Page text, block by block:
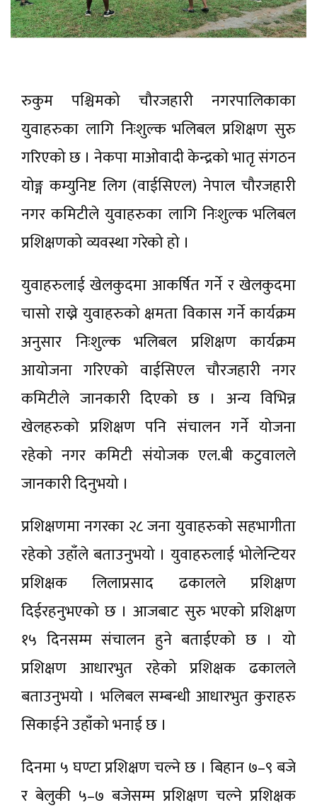
रुकुम पश्चिमको चौरजहारी नगरपालिकाका
युवाहरुका लागि निःशुल्क भलिबल प्रशिक्षण सुरु
गरिएको छ । नेकपा माओवादी केन्द्रको भातृ संगठन
योङ्ग कम्युनिष्ट लिग (वाईसिएल) नेपाल चौरजहारी
नगर कमिटीले युवाहरुका लागि निःशुल्क भलिबल
प्रशिक्षणको व्यवस्था गरेको हो ।
युवाहरुलाई खेलकुदमा आकर्षित गर्ने र खेलकुदमा
चासो राख्ने युवाहरुको क्षमता विकास गर्ने कार्यक्रम
अनुसार निःशुल्क भलिबल प्रशिक्षण कार्यक्रम
आयोजना गरिएको वाईसिएल चौरजहारी नगर
कमिटीले जानकारी दिएको छ । अन्य विभिन्न
खेलहरुको प्रशिक्षण पनि संचालन गर्ने योजना
रहेको नगर कमिटी संयोजक एल.बी कटुवालले
जानकारी दिनुभयो ।
प्रशिक्षणमा नगरका २८ जना युवाहरुको सहभागीता
रहेको उहाँले बताउनुभयो । युवाहरुलाई भोलेन्टियर
प्रशिक्षक लिलाप्रसाद ढकालले प्रशिक्षण
दिईरहनुभएको छ । आजबाट सुरु भएको प्रशिक्षण
१५ दिनसम्म संचालन हुने बताईएको छ । यो
प्रशिक्षण आधारभुत रहेको प्रशिक्षक ढकालले
बताउनुभयो । भलिबल सम्बन्धी आधारभुत कुराहरु
सिकाईने उहाँको भनाई छ ।
दिनमा ५ घण्टा प्रशिक्षण चल्ने छ । बिहान ७–९ बजे
र बेलुकी ५–७ बजेसम्म प्रशिक्षण चल्ने प्रशिक्षक